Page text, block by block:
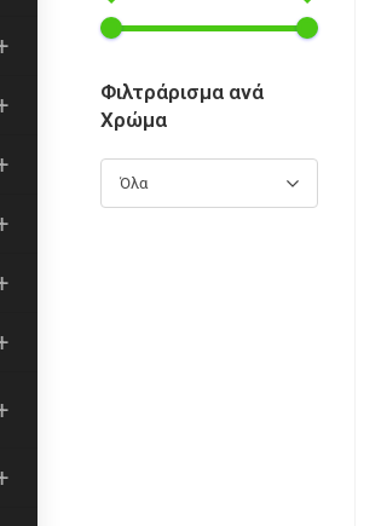
Φιλτράρισμα ανά
Χρώμα
Όλα